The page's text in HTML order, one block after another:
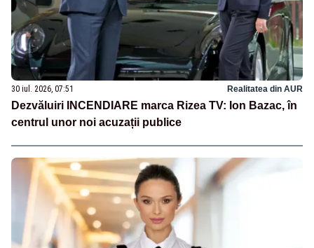
30 iul. 2026, 07:51 Realitatea din AUR
Dezvăluiri INCENDIARE marca Rizea TV: Ion Bazac, în
centrul unor noi acuzații publice